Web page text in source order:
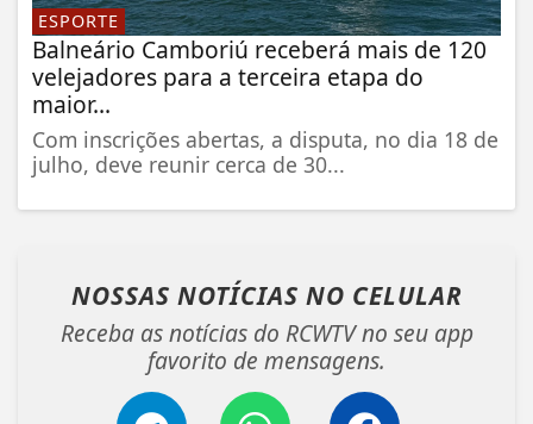
ESPORTE
Balneário Camboriú receberá mais de 120
velejadores para a terceira etapa do
maior...
Com inscrições abertas, a disputa, no dia 18 de
julho, deve reunir cerca de 30...
NOSSAS NOTÍCIAS NO CELULAR
Receba as notícias do RCWTV no seu app
favorito de mensagens.